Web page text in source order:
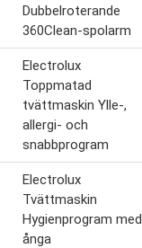
Dubbelroterande
360Clean-spolarm
Electrolux
Toppmatad
tvättmaskin Ylle-,
allergi- och
snabbprogram
Electrolux
Tvättmaskin
Hygienprogram med
ånga